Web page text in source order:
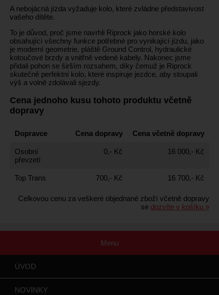
A nebojácná jízda vyžaduje kolo, které zvládne představivost
vašeho dítěte.
To je důvod, proč jsme navrhli Riprock jako horské kolo
obsahující všechny funkce potřebné pro vynikající jízdu, jako
je moderní geometrie, pláště Ground Control, hydraulické
kotoučové brzdy a vnitřně vedené kabely. Nakonec jsme
přidali pohon se širším rozsahem, díky čemuž je Riprock
skutečně perfektní kolo, které inspiruje jezdce, aby stoupali
výš a volně zdolávali sjezdy.
Cena jednoho kusu tohoto produktu včetně
dopravy
Dopravce Cena dopravy Cena včetně dopravy
Osobní
převzetí
0,- Kč 16 000,- Kč
Top Trans 700,- Kč 16 700,- Kč
Celkovou cenu za veškeré objednané zboží včetně dopravy
se dozvíte v košíku »
Menu
ÚVOD
NOVINKY